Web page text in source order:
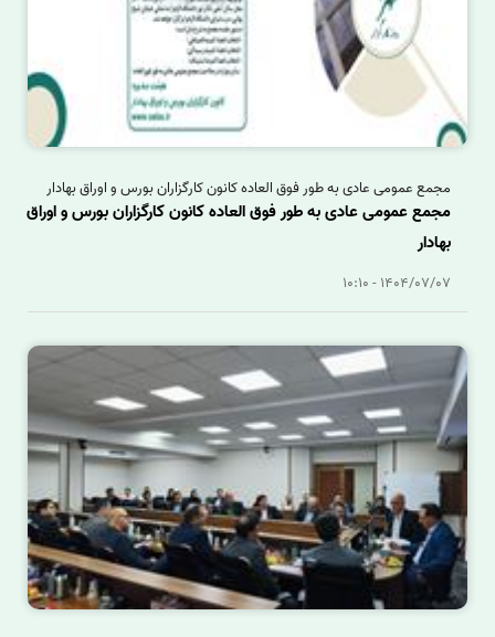
مجمع عمومی عادی به طور فوق العاده کانون کارگزاران بورس و اوراق بهادار
مجمع عمومی عادی به طور فوق العاده کانون کارگزاران بورس و اوراق
بهادار
1404/07/07 - 10:10